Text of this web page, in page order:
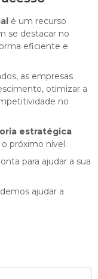
é um recurso
se destacar no
eficiente e
as empresas
otimizar a
no
estratégica
próximo nível.
para ajudar a sua
ajudar a